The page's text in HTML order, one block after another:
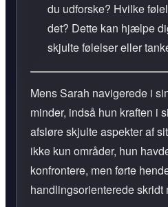
du udforske? Hvilke
det? Dette kan hjælpe
skjulte følelser eller
Mens Sarah navigerede i
minder, indså hun kraften i
afsløre skjulte aspekter af
ikke kun områder, hun
konfrontere, men førte
handlingsorienterede skridt